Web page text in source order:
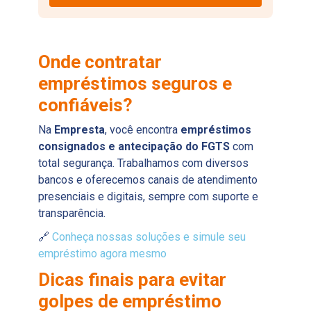
Onde contratar
empréstimos seguros e
confiáveis?
Na Empresta, você encontra empréstimos
consignados e antecipação do FGTS com
total segurança. Trabalhamos com diversos
bancos e oferecemos canais de atendimento
presenciais e digitais, sempre com suporte e
transparência.
🔗 Conheça nossas soluções e simule seu
empréstimo agora mesmo
Dicas finais para evitar
golpes de empréstimo